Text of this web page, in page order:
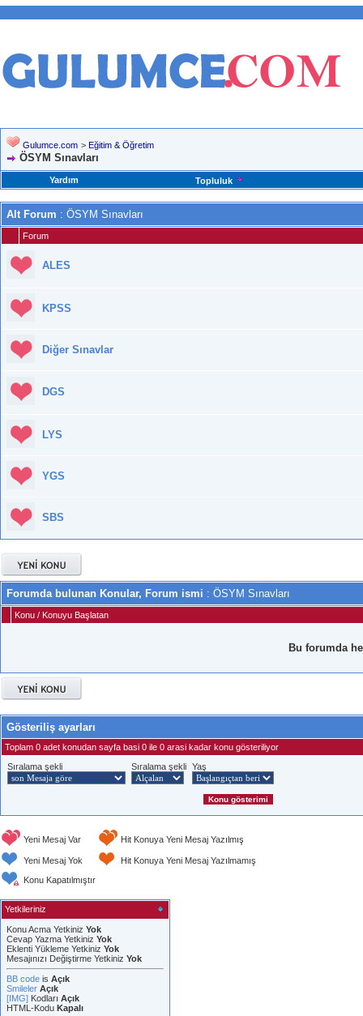
Gulumce.com > Eğitim & Öğretim
ÖSYM Sınavları
Yardım Topluluk
Alt Forum : ÖSYM Sınavları
Forum
ALES
KPSS
Diğer Sınavlar
DGS
LYS
YGS
SBS
Forumda bulunan Konular, Forum ismi : ÖSYM Sınavları
Konu / Konuyu Başlatan
Bu forumda
Gösteriliş ayarları
Toplam 0 adet konudan sayfa basi 0 ile 0 arasi kadar konu gösteriliyor
Sıralama şekli
Sıralama şekli Yaş
Yeni Mesaj Var Hit Konuya Yeni Mesaj Yazılmış
Yeni Mesaj Yok
Hit Konuya Yeni Mesaj Yazılmamış
Konu Kapatılmıştır
Yetkileriniz
Konu Acma Yetkiniz Yok
Cevap Yazma Yetkiniz Yok
Eklenti Yükleme Yetkiniz Yok
Mesajınızı Değiştirme Yetkiniz Yok
BB code is Açık
Smileler Açık
[IMG] Kodları Açık
HTML-Kodu Kapalı